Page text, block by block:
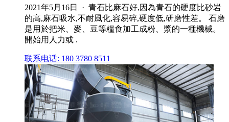
2021年5月16日 · 青石比麻石好,因為青石的硬度比砂岩
的高,麻石吸水,不耐風化,容易碎,硬度低,研磨性差。 石磨
是用於把米、麥、豆等糧食加工成粉、漿的一種機械。
開始用人力或 .
联系电话: 180 3780 8511